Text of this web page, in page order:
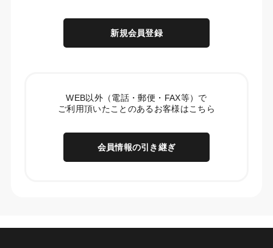
新規会員登録
WEB以外（電話・郵便・FAX等）で
ご利用頂いたことのあるお客様はこちら
会員情報の引き継ぎ